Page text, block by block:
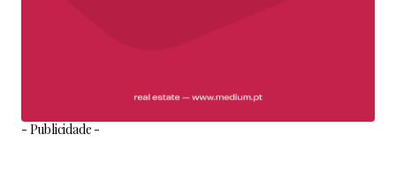
- Publicidade -